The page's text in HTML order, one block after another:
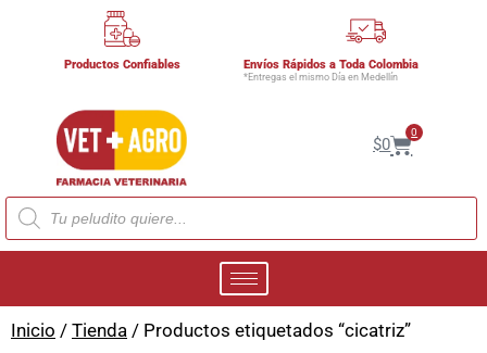
Productos Confiables Envíos Rápidos a Toda Colombia
*Entregas el mismo Día en Medellín
$0
0
Inicio / Tienda / Productos etiquetados “cicatriz”